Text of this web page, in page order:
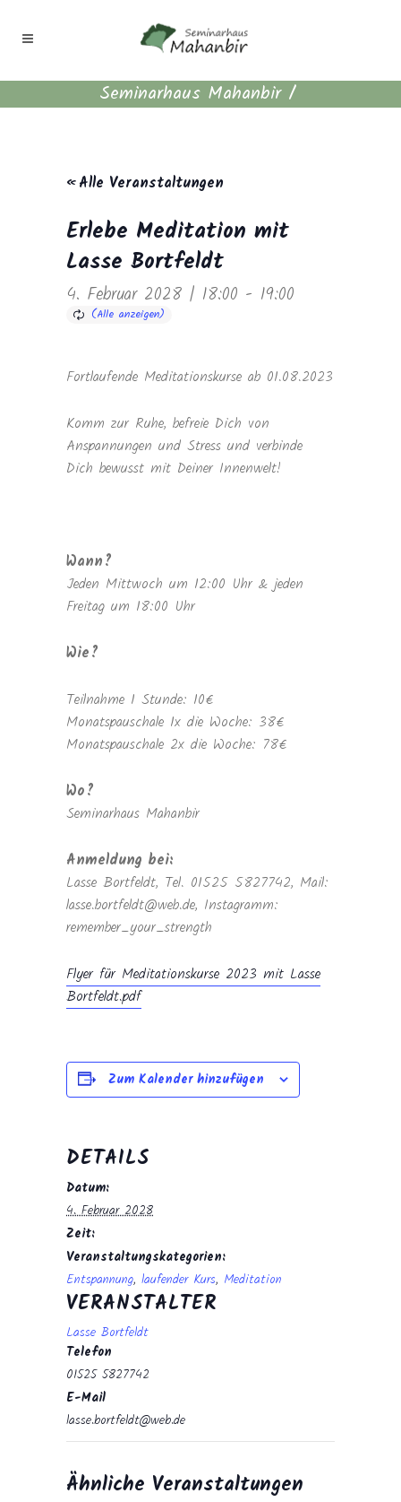
Seminarhaus Mahanbir/
« Alle Veranstaltungen
Erlebe Meditation mit
Lasse Bortfeldt
4. Februar 2028 | 18:00 - 19:00
Fortlaufende Meditationskurse ab 01.08.2023
Komm zur Ruhe, befreie Dich von
Anspannungen und Stress und verbinde
Dich bewusst mit Deiner Innenwelt!
Wann?
Jeden Mittwoch um 12:00 Uhr & jeden
Freitag um 18:00 Uhr
Wie?
Teilnahme 1 Stunde: 10€
Monatspauschale 1x die Woche: 38€
Monatspauschale 2x die Woche: 78€
Wo?
Seminarhaus Mahanbir
Anmeldung bei:
Lasse Bortfeldt, Tel. 01525 5827742, Mail:
lasse.bortfeldt@web.de, Instagramm:
remember_your_strength
Flyer für Meditationskurse 2023 mit Lasse
Bortfeldt.pdf
Zum Kalender hinzufügen
DETAILS
Datum:
4. Februar 2028
Zeit:
Veranstaltungskategorien:
Entspannung, laufender Kurs, Meditation
VERANSTALTER
Lasse Bortfeldt
Telefon
01525 5827742
E-Mail
lasse.bortfeldt@web.de
Ähnliche Veranstaltungen